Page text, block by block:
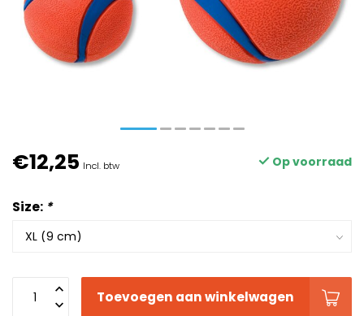
€12,25 Incl. btw Op voorraad
Size: *
Toevoegen aan winkelwagen